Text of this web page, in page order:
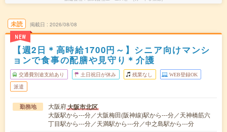
未読
NEW
掲載日 2026/08/08
【週2日＊高時給1700円～】シニア向けマンシ
ョンで食事の配膳や見守り＊介護
交通費別途支給あり 土日祝日が休み 残業なし WEB登録OK
派遣
勤務地 大阪府大阪市北区
大阪駅から---分／大阪梅田(阪神線)駅から---分／天神橋筋六
丁目駅から---分／天満駅から---分／中之島駅から---分